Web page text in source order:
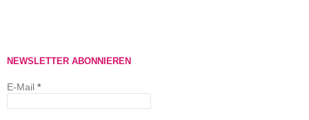
NEWSLETTER ABONNIEREN
E-Mail *